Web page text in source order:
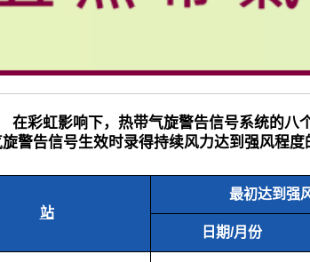
彩虹影响下，热带气旋警告信号系统的八
警告信号生效时录得持续风力达到强风程度
站
最初达到强
日期/月份